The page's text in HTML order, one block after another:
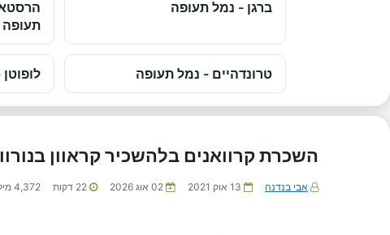
ברגן - נמל תעופה
תעופה
טרונדהיים - נמל תעופה
השכרת קרוואנים בלהשכיר קראוון
אבי בנדנה 13 אוק 2021 02 אוג 2026 22 דקות 4,372